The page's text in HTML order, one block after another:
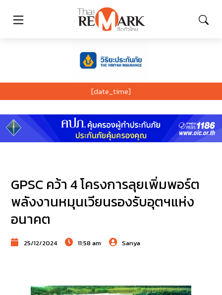
[date_time]
GPSC คว้า 4 โครงการลุยเพิ่มพอร์ต
พลังงานหมุนเวียนรองรับอุตฯแห่ง
อนาคต
25/12/2024 11:58 am Sanya